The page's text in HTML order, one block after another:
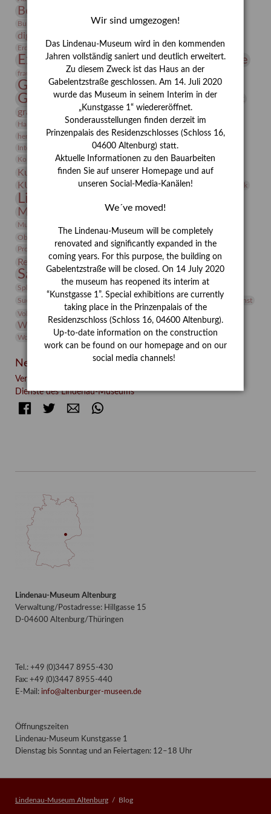
Bernhard August von Lindenau
Burg Posterstein Conrad Felixmüller Depot
digitallabor
Erdmann Julius Dietrich
Erlebnisportal estrusker Exlibris
Expressionismus Festrede Florenz Fotografie
frauen Frauen in der Antike und heute
Gerhard-Altenbourg-Preis
Gerhard Altenbourg
Gerhard Kurt Müller
grafische sammlung griechische Mythologie
Hanns-Conon von der Gabelentz Heinrich Kirchhoff Heldinnen
herman de vries Humboldt
Insekten
Integriertes Schädlingsmanagement
Italien Jahresempfang
Kolosseum
Kooperationsausstellung Korkmodelle Kunst
Kunstmuseum Kunstvermittlung Kunst von Kühl
KUNSTWAND Kurs Künstler Künstlerin Lehmbruck
Lindenau-Museum
Museumsgeschichte Museumsnacht
Museumspädagogik Natur
Objekt im Fokus
Phelloplastik
Pohlhof
Provenienz
Provenienzforschung
Restaurierung Rudi Lesser Ruth Wolf-Rehfeld
Sammlung Samstagszeichner Skulptur
Sonderausstellung
Sphinx
studio Studio Bildende Kunst
Suermondt-Ludwig-Museum
Vermittlung
Videokunst
Volontariat
Walter Rheiner Werefkin
Werkbetrachtung Winter Wissenschaft
Wolf and Dog
Wolf und Hund
Zirkuswoche
Neueste Beiträge
Verschenkt, verkauft, vergessen? – Kunstdetektivinnen im
Dienste des Lindenau-Museums
FacebookTwitter E-mail
Lindenau-Museum Altenburg
Verwaltung/Postadresse: Hillgasse 15
D-04600 Altenburg/Thüringen
Tel.: +49 (0)3447 8955-430
Fax: +49 (0)3447 8955-440
E-Mail: info@altenburger-museen.de
Öffnungszeiten
Lindenau-Museum Kunstgasse 1
Dienstag bis Sonntag und an Feiertagen: 12–18 Uhr
Lindenau-Museum Altenburg Blog
Wir sind umgezogen!
Das Lindenau-Museum wird in den kommenden
Jahren vollständig saniert und deutlich erweitert.
Zu diesem Zweck ist das Haus an der
Gabelentzstraße geschlossen. Am 14. Juli 2020
wurde das Museum in seinem Interim in der
„Kunstgasse 1“ wiedereröffnet.
Sonderausstellungen finden derzeit im
Prinzenpalais des Residenzschlosses (Schloss 16,
04600 Altenburg) statt.
Aktuelle Informationen zu den Bauarbeiten
finden Sie auf unserer Homepage und auf
unseren Social-Media-Kanälen!
We´ve moved!
The Lindenau-Museum will be completely
renovated and significantly expanded in the
coming years. For this purpose, the building on
Gabelentzstraße will be closed. On 14 July 2020
the museum has reopened its interim at
“Kunstgasse 1”. Special exhibitions are currently
taking place in the Prinzenpalais of the
Residenzschloss (Schloss 16, 04600 Altenburg).
Up-to-date information on the construction
work can be found on our homepage and on our
social media channels!